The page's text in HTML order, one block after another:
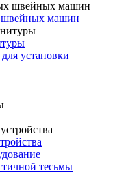
машин
установки
тесьмы